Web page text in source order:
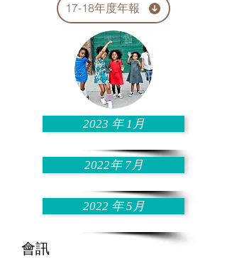
17-18年度年報
2023 年 1月
2022年 7月
2022 年 5月
​會訊